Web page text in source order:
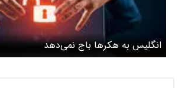
انگلیس به هکرها باج نمی‌دهد